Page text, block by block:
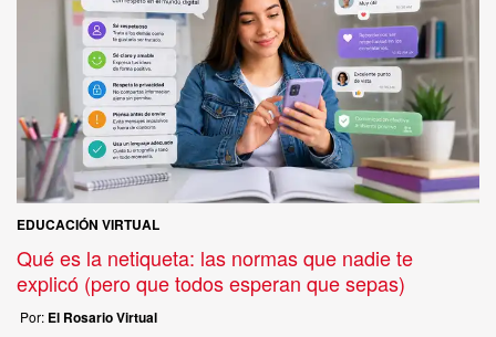
EDUCACIÓN VIRTUAL
Qué es la netiqueta: las normas que nadie te
explicó (pero que todos esperan que sepas)
Por: El Rosario Virtual